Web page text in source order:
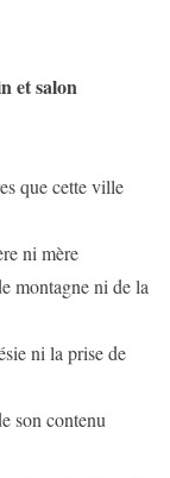
et salon
que cette ville
ni mère
montagne ni de la
ni la prise de
son contenu